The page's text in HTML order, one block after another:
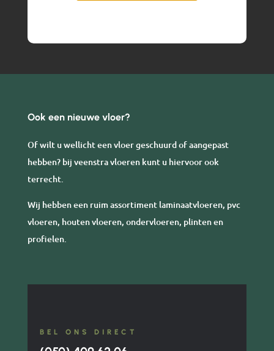
Ook een nieuwe vloer?
Of wilt u wellicht een vloer geschuurd of aangepast
hebben? bij veenstra vloeren kunt u hiervoor ook
terrecht.
Wij hebben een ruim assortiment laminaatvloeren, pvc
vloeren, houten vloeren, ondervloeren, plinten en
profielen.
BEL ONS DIRECT